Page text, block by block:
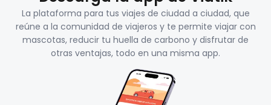
La plataforma para tus viajes de ciudad a ciudad, que
reúne a la comunidad de viajeros y te permite viajar con
mascotas, reducir tu huella de carbono y disfrutar de
otras ventajas, todo en una misma app.